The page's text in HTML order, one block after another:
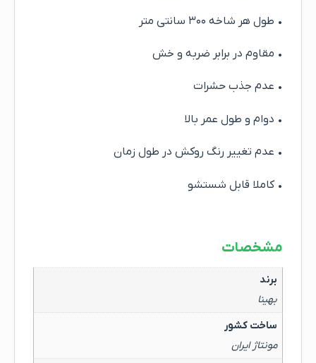
• طول هر شاخه ۳۰۰ سانتی متر
• مقاوم در برابر ضربه و خش
• عدم جذب حشرات
• دوام و طول عمر بالا
• عدم تغییر رنگ روکش در طول زمان
• کاملا قابل شستشو
مشخصات
برند
بهینا
ساخت کشور
مونتاژ ایران